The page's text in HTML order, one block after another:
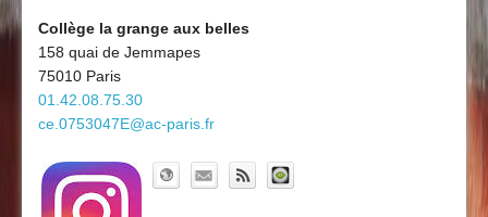
Board'Gab
Clubs maths
Découvrir le collège
Collège la grange aux belles
158 quai de Jemmapes
75010 Paris
01.42.08.75.30
ce.0753047E@ac-paris.fr